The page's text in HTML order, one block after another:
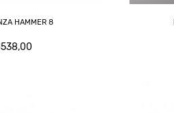
HAMMER 8